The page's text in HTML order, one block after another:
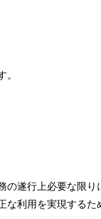
。
遂行上必要な限
利用を実現するた